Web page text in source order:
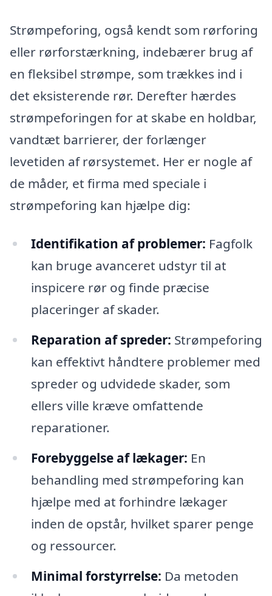
Strømpeforing, også kendt som rørforing
eller rørforstærkning, indebærer brug af
en fleksibel strømpe, som trækkes ind i
det eksisterende rør. Derefter hærdes
strømpeforingen for at skabe en holdbar,
vandtæt barrierer, der forlænger
levetiden af rørsystemet. Her er nogle af
de måder, et firma med speciale i
strømpeforing kan hjælpe dig:
Identifikation af problemer: Fagfolk
kan bruge avanceret udstyr til at
inspicere rør og finde præcise
placeringer af skader.
Reparation af spreder: Strømpeforing
kan effektivt håndtere problemer med
spreder og udvidede skader, som
ellers ville kræve omfattende
reparationer.
Forebyggelse af lækager: En
behandling med strømpeforing kan
hjælpe med at forhindre lækager
inden de opstår, hvilket sparer penge
og ressourcer.
Minimal forstyrrelse: Da metoden